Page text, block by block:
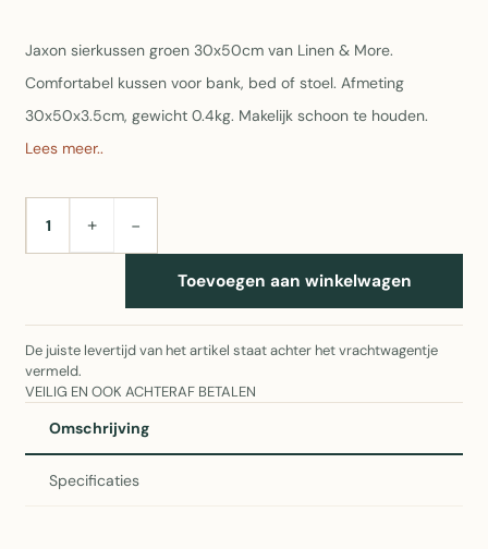
Jaxon sierkussen groen 30x50cm van Linen & More.
Comfortabel kussen voor bank, bed of stoel. Afmeting
30x50x3.5cm, gewicht 0.4kg. Makelijk schoon te houden.
Lees meer..
AANTAL+ −
Toevoegen aan winkelwagen
De juiste levertijd van het artikel staat achter het vrachtwagentje
vermeld.
VEILIG EN OOK ACHTERAF BETALEN
Omschrijving
Specificaties